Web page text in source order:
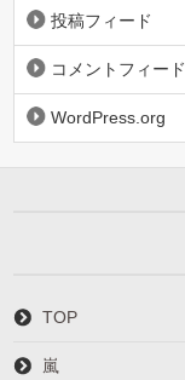
投稿フィード
コメントフィード
WordPress.org
TOP
嵐